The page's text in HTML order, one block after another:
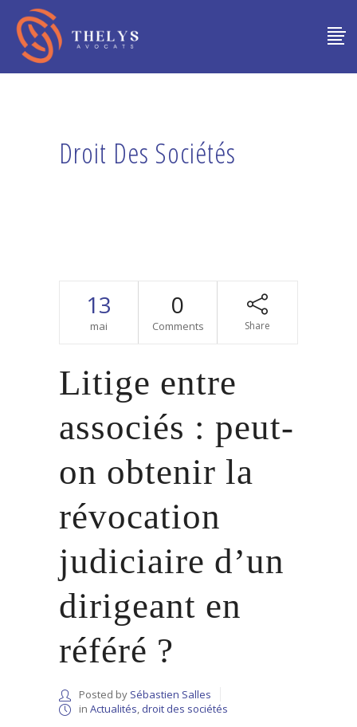
Droit Des Sociétés
13
mai
0
Comments Share
Litige entre
associés : peut-
on obtenir la
révocation
judiciaire d’un
dirigeant en
référé ?
Posted by Sébastien Salles
in Actualités, droit des sociétés